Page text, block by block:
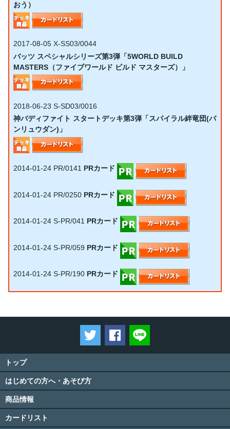
おう）
2017-08-05 X-SS03/0044
バッツ スペシャルシリーズ第3弾「5WORLD BUILD
MASTERS（ファイブワールド ビルド マスターズ）」
2018-06-23 S-SD03/0016
神バディファイト スタートデッキ第3弾「スパイラル絆竜団(バ
ンリュウダン)」
2014-01-24 PR/0141 PRカード
2014-01-24 PR/0250 PRカード
2014-01-24 S-PR/041 PRカード
2014-01-24 S-PR/059 PRカード
2014-01-24 S-PR/190 PRカード
ツイートするFacebookでシェアする
トップ
はじめての方へ・あそび方
商品情報
カードリスト